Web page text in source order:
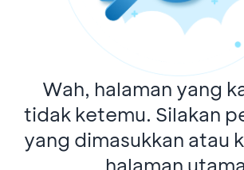
Wah, halaman yang
tidak ketemu. Silakan
yang dimasukkan atau
halaman